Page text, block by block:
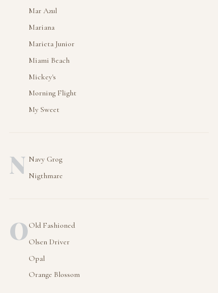
Mar Azul
Mariana
Marieta Junior
Miami Beach
Mickey's
Morning Flight
My Sweet
N Navy Grog
Nigthmare
OOld Fashioned
Olsen Driver
Opal
Orange Blossom